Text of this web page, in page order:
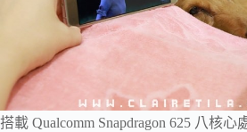
搭載 Qualcomm Snapdragon 625 八核